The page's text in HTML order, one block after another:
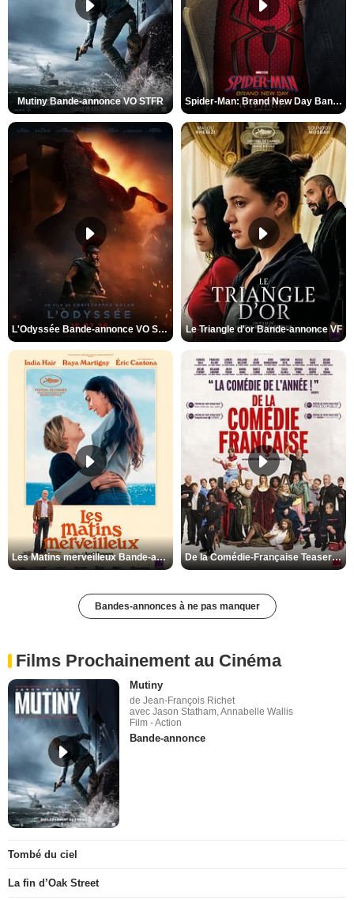
Mutiny Bande-annonce VO STFR Spider-Man: Brand New Day Bande-annonce VO STFR
L'Odyssée Bande-annonce VO STFR Le Triangle d'or Bande-annonce VF
Les Matins merveilleux Bande-annonce VF De la Comédie-Française Teaser VF
Bandes-annonces à ne pas manquer
Films Prochainement au Cinéma
Mutiny
de Jean-François Richet
avec Jason Statham, Annabelle Wallis
Film - Action
Bande-annonce
Tombé du ciel
La fin d’Oak Street